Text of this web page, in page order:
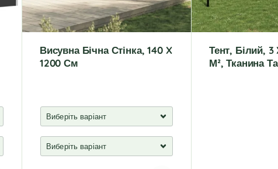
Висувна Бічна Стінка, 140 X
1200 См
Тент, Білий,
М², Тканина